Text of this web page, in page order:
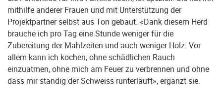
mithilfe anderer Frauen und mit Unterstützung der
Projektpartner selbst aus Ton gebaut. «Dank diesem Herd
brauche ich pro Tag eine Stunde weniger für die
Zubereitung der Mahlzeiten und auch weniger Holz. Vor
allem kann ich kochen, ohne schädlichen Rauch
einzuatmen, ohne mich am Feuer zu verbrennen und ohne
dass mir ständig der Schweiss runterläuft», ergänzt sie.